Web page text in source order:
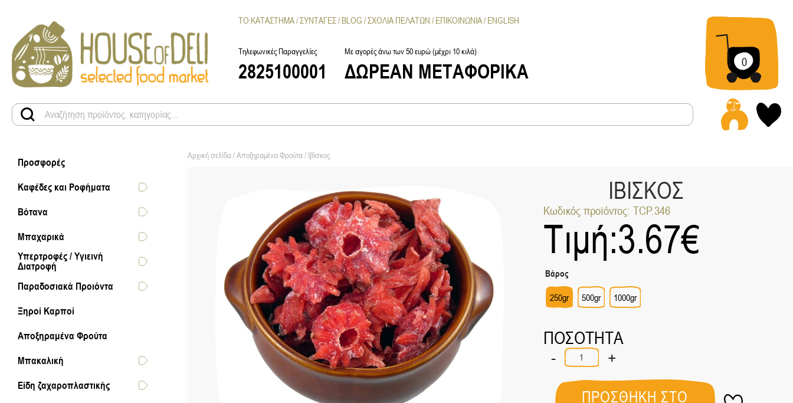
Τηλεφωνικές Παραγγελίες
2825100001
Με αγορές άνω των 50 ευρώ (μέχρι 10 κιλά)
ΔΩΡΕΑΝ ΜΕΤΑΦΟΡΙΚΑ
ΤΟ ΚΑΤΑΣΤΗΜΑ ΣΥΝΤΑΓΕΣ BLOG ΣΧΟΛΙΑ ΠΕΛΑΤΩΝ ΕΠΙΚΟΙΝΩΝΙΑ ENGLISH
0
Προσφορές
Καφέδες και Ροφήματα
Βότανα
Μπαχαρικά
Υπερτροφές / Υγιεινή
Διατροφή
Παραδοσιακά Προιόντα
Ξηροί Καρποί
Αποξηραμένα Φρούτα
Μπακαλική
Είδη ζαχαροπλαστικής
Αρχική σελίδα/Αποξηραμένα Φρούτα/ Ιβίσκος
ΙΒΙΣΚΟΣ
Κωδικός προϊόντος: TCP.346
Τιμή:3.67€
Βάρος
250gr 500gr 1000gr
ΠΟΣΟΤΗΤΑ
-
Ιβίσκος
ποσότητα
+
ΠΡΟΣΘΗΚΗ ΣΤΟ